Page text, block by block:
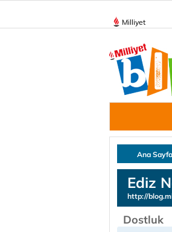
Milliyet
Ana
Ediz
http://
Dostluk